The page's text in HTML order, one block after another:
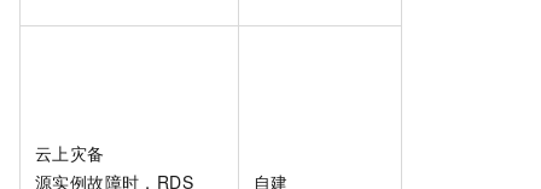
云上灾备
源实例故障时，RDS
自建